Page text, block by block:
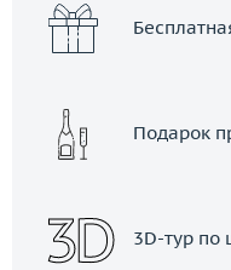
Подарок
3D-тур по